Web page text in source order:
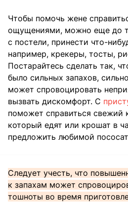
Чтобы помочь жене
ощущениями, можно еще до
с постели, принести что-
например, крекеры, тосты,
Постарайтесь сделать так,
было сильных запахов,
может спровоцировать
вызвать дискомфорт. С
поможет справиться свежий
который едят или крошат в
предложить любимой
Следует учесть, что
к запахам может
тошноты во время